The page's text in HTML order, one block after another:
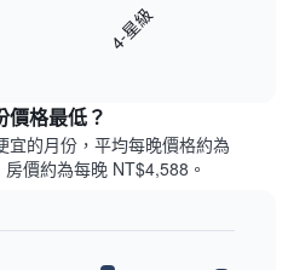
4-星級
價格最低？
的月份，平均每晚價格約為
價約為每晚 NT$4,588。